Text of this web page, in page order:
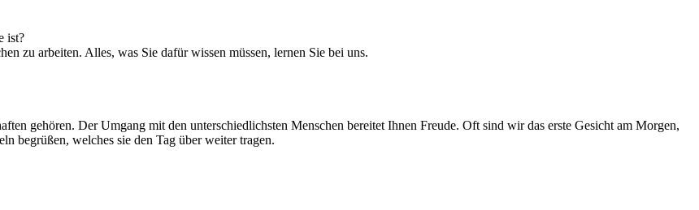
ist?
zu arbeiten. Alles, was Sie dafür wissen müssen, lernen Sie bei uns.
gehören. Der Umgang mit den unterschiedlichsten Menschen bereitet Ihnen Freude. Oft sind wir das erste Gesicht am Morgen,
begrüßen, welches sie den Tag über weiter tragen.